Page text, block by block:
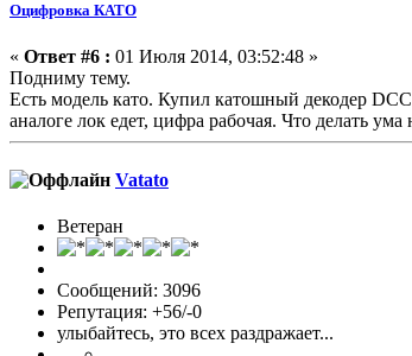
Оцифровка КАТО
« Ответ #6 : 01 Июля 2014, 03:52:48 »
Подниму тему.
Есть модель като. Купил катошный декодер
аналоге лок едет, цифра рабочая. Что делать
Vatato
Ветеран
Сообщений: 3096
Репутация: +56/-0
улыбайтесь, это всех раздражает...